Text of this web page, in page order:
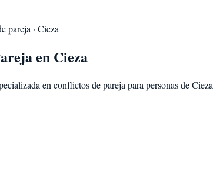
pareja · Cieza
en Cieza
en conflictos de pareja para personas deCieza